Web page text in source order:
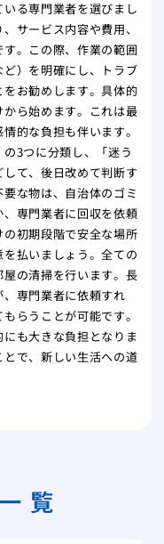
る専門業者を選びまし
サービス内容や費用、
。この際、作業の範囲
ど）を明確にし、トラブ
お勧めします。具体的
ら始めます。これは最
的な負担も伴います。
の3つに分類し、「迷う
て、後日改めて判断す
な物は、自治体のゴミ
専門業者に回収を依頼
初期段階で安全な場所
払いましょう。全ての
の清掃を行います。長
専門業者に依頼すれ
らうことが可能です。
も大きな負担となりま
で、新しい生活への道
覧